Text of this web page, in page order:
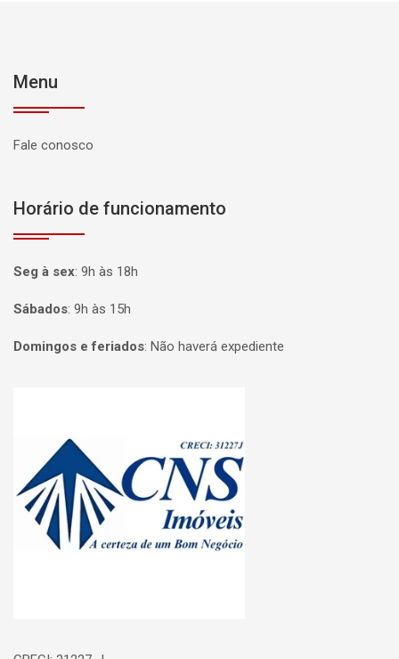
Menu
Fale conosco
Horário de funcionamento
Seg à sex: 9h às 18h
Sábados: 9h às 15h
Domingos e feriados: Não haverá expediente